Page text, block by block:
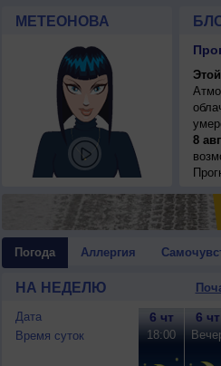
МЕТЕОНОВА
8
Погода Аллергия
НА НЕДЕЛЮ
Дата
Время суток
6 чт
18:00
6 чт